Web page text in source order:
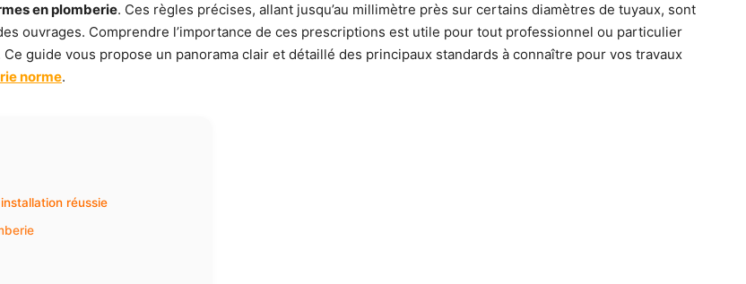
en plomberie. Ces règles précises, allant jusqu’au millimètre près sur certains diamètres de tuyaux, sont
ouvrages. Comprendre l’importance de ces prescriptions est utile pour tout professionnel ou particulier
guide vous propose un panorama clair et détaillé des principaux standards à connaître pour vos travaux
norme.
réussie